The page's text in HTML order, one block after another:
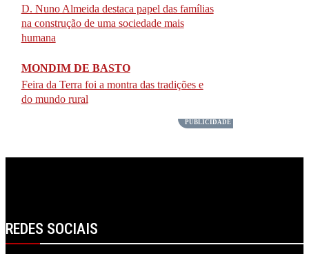
D. Nuno Almeida destaca papel das famílias
na construção de uma sociedade mais
humana
MONDIM DE BASTO
Feira da Terra foi a montra das tradições e
do mundo rural
REDES SOCIAIS